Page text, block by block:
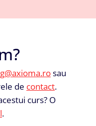
sau
de contact.
curs? O
.